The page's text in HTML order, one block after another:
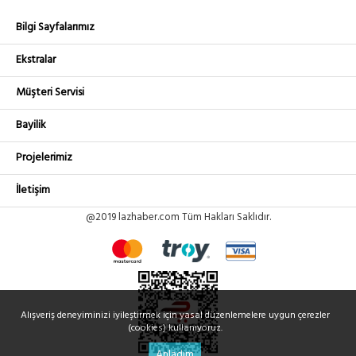
Bilgi Sayfalarımız
Ekstralar
Müşteri Servisi
Bayilik
Projelerimiz
İletişim
@2019 lazhaber.com Tüm Hakları Saklıdır.
Alışveriş deneyiminizi iyileştirmek için yasal düzenlemelere uygun çerezler
(cookies) kullanıyoruz.